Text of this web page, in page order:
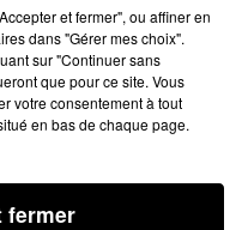
DU 22/08/2025
et fermer", ou affiner en
dans "Gérer mes choix".
sur "Continuer sans
que pour ce site. Vous
votre consentement à tout
en bas de chaque page.
fermer